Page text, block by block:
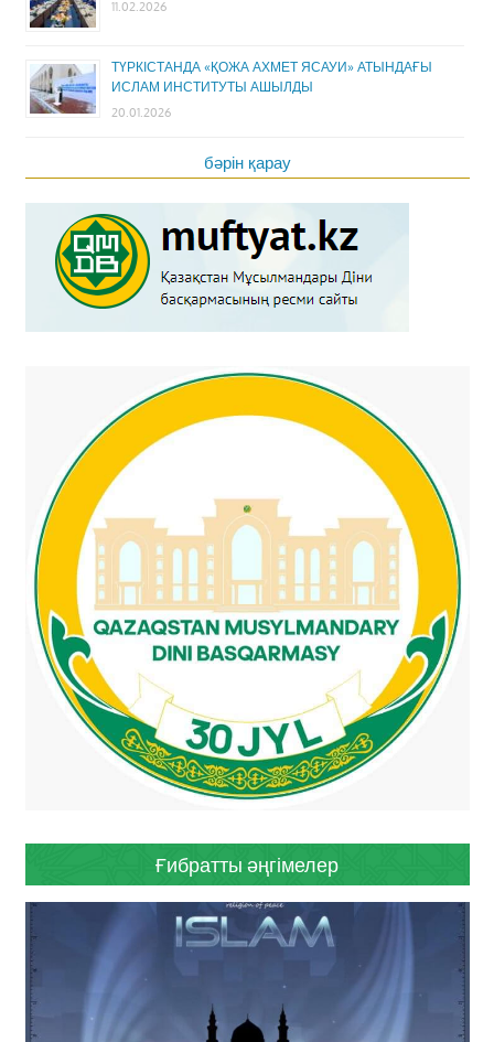
11.02.2026
ТҮРКІСТАНДА «ҚОЖА АХМЕТ ЯСАУИ» АТЫНДАҒЫ
ИСЛАМ ИНСТИТУТЫ АШЫЛДЫ
20.01.2026
бәрін қарау
Ғибратты әңгімелер